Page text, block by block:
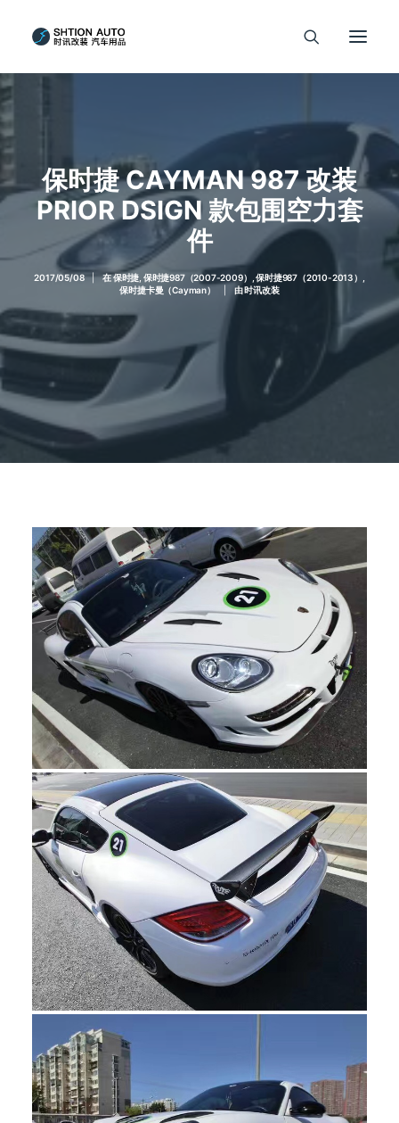
保时捷 CAYMAN 987 改装
PRIOR DSIGN 款包围空力套
件
2017/05/08 | 在保时捷 保时捷987（2007-2009） ,保时捷987（2010-2013）
保时捷卡曼（Cayman）
由时讯改装